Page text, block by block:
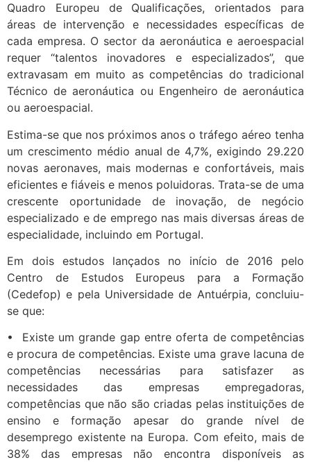
Quadro Europeu de Qualificações, orientados para
áreas de intervenção e necessidades específicas de
cada empresa. O sector da aeronáutica e aeroespacial
requer “talentos inovadores e especializados”, que
extravasam em muito as competências do tradicional
Técnico de aeronáutica ou Engenheiro de aeronáutica
ou aeroespacial.
Estima-se que nos próximos anos o tráfego aéreo tenha
um crescimento médio anual de 4,7%, exigindo 29.220
novas aeronaves, mais modernas e confortáveis, mais
eficientes e fiáveis e menos poluidoras. Trata-se de uma
crescente oportunidade de inovação, de negócio
especializado e de emprego nas mais diversas áreas de
especialidade, incluindo em Portugal.
Em dois estudos lançados no início de 2016 pelo
Centro de Estudos Europeus para a Formação
(Cedefop) e pela Universidade de Antuérpia, concluiu-
se que:
• Existe um grande gap entre oferta de competências
e procura de competências. Existe uma grave lacuna de
competências necessárias para satisfazer as
necessidades das empresas empregadoras,
competências que não são criadas pelas instituições de
ensino e formação apesar do grande nível de
desemprego existente na Europa. Com efeito, mais de
38% das empresas não encontra disponíveis as